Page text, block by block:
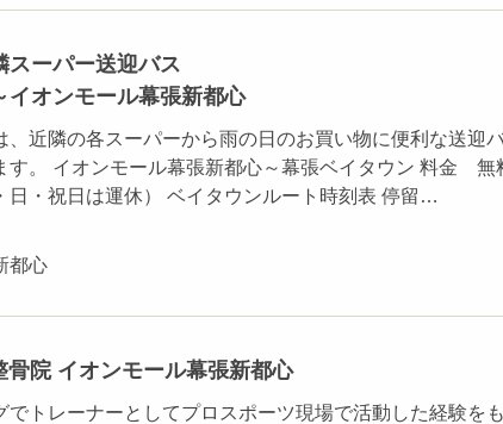
スーパー送迎バス
イオンモール幕張新都心
、近隣の各スーパーから雨の日のお買い物に便利な送迎
す。 イオンモール幕張新都心～幕張ベイタウン 料金 無
・祝日は運休） ベイタウンルート時刻表 停留…
都心
骨院 イオンモール幕張新都心
でトレーナーとしてプロスポーツ現場で活動した経験をも